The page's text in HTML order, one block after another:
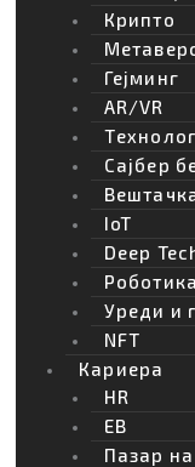
Крипто
Гејминг
AR/VR
Сајбер
IoT
Deep
Роботика
Уреди и
NFT
Кариера
HR
EB
Пазар на
ПОВРЗАНО
Webmind.mk